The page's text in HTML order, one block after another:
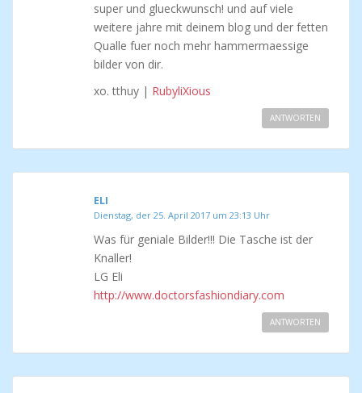
super und glueckwunsch! und auf viele
weitere jahre mit deinem blog und der fetten
Qualle fuer noch mehr hammermaessige
bilder von dir.
xo. tthuy | RubyliXious
ANTWORTEN
ELI
Dienstag, der 25. April 2017 um 23:13 Uhr
Was für geniale Bilder!!! Die Tasche ist der
Knaller!
LG Eli
http://www.doctorsfashiondiary.com
ANTWORTEN